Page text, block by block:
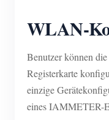
WLAN-
Benutzer können
Registerkarte
einzige
eines IAMMETER-